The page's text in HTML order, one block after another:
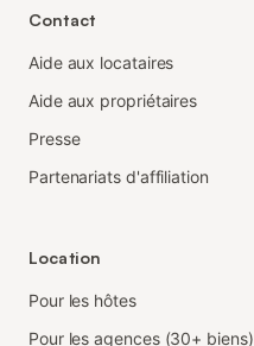
Contact
Aide aux locataires
Aide aux propriétaires
Presse
Partenariats d'affiliation
Location
Pour les hôtes
Pour les agences (30+ biens)